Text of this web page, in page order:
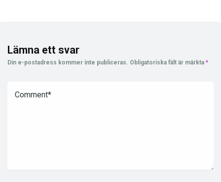
Lämna ett svar
Din e-postadress kommer inte publiceras. Obligatoriska fält är märkta *